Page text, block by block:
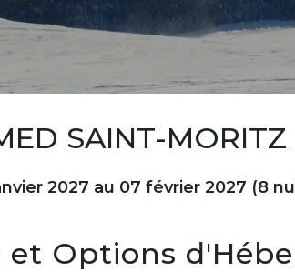
SAINT-MORITZ
2027 au 07 février 2027 (8
et Options